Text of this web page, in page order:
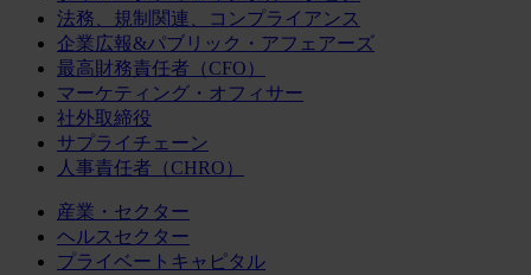
法務、規制関連、コンプライアンス
企業広報&パブリック・アフェアーズ
最高財務責任者（CFO）
マーケティング・オフィサー
社外取締役
サプライチェーン
人事責任者（CHRO）
産業・セクター
ヘルスセクター
プライベートキャピタル